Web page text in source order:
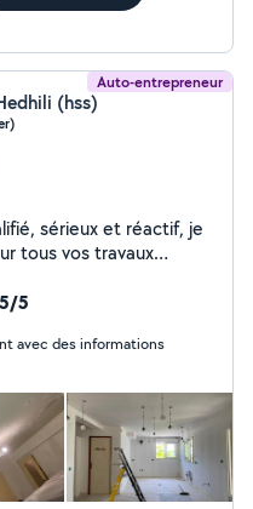
Auto-entrepreneur
(hss)
tous vos travaux
&
remplacement et
robinetterie, parois
rapide en cas de
installations,
Maçonnerie,
maçonnerie, pose de
de sol.
5
avec des informations